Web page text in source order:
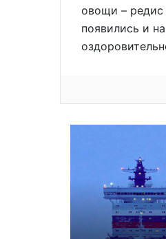
овощи –
появились и